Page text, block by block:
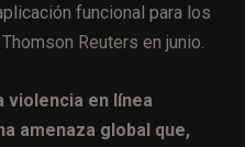
funcional para los
Reuters en junio.
violencia en línea
amenaza global que,